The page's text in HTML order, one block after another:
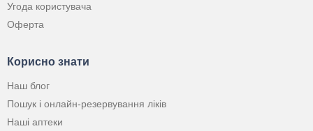
Угода користувача
Оферта
Корисно знати
Наш блог
Пошук і онлайн-резервування ліків
Наші аптеки